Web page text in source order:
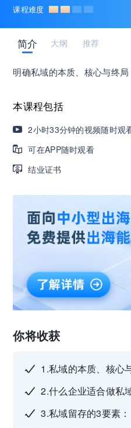
企业正处于快速成长期
8000门课程解决成长
🔥精选10门AI王牌课：
三节课X工信部AI岗位
课程难度
简介 大纲 推荐
明确私域的本质、核心与终
本课程包括
2小时33分钟的视频随时观
可在APP随时观看
结业证书
你将收获
1.私域的本质、核心
2.什么企业适合做私
3.私域留存的3要素